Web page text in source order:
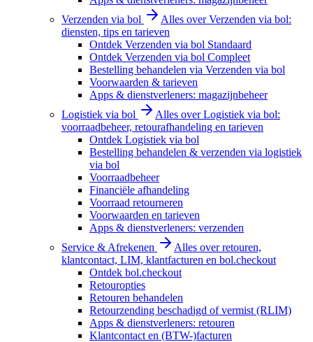
Verzenden via bol
Alles over Verzenden via bol:
diensten, tips en tarieven
Ontdek Verzenden via bol Standaard
Ontdek Verzenden via bol Compleet
Bestelling behandelen via Verzenden via bol
Voorwaarden & tarieven
Apps & dienstverleners: magazijnbeheer
Logistiek via bol
Alles over Logistiek via bol:
voorraadbeheer, retourafhandeling en tarieven
Ontdek Logistiek via bol
Bestelling behandelen & verzenden via logistiek
via bol
Voorraadbeheer
Financiële afhandeling
Voorraad retourneren
Voorwaarden en tarieven
Apps & dienstverleners: verzenden
Service & Afrekenen
Alles over retouren,
klantcontact, LIM, klantfacturen en bol.checkout
Ontdek bol.checkout
Retouropties
Retouren behandelen
Retourzending beschadigd of vermist (RLIM)
Apps & dienstverleners: retouren
Klantcontact en (BTW-)facturen